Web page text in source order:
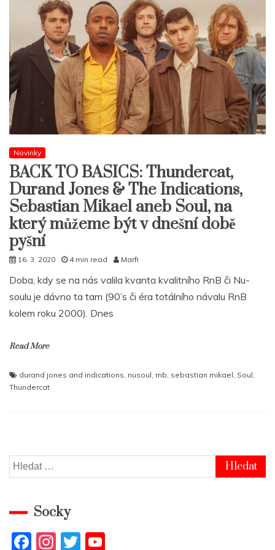
Novinky
BACK TO BASICS: Thundercat,
Durand Jones & The Indications,
Sebastian Mikael aneb Soul, na
který můžeme být v dnešní době
pyšní
16. 3. 2020 4 min read Marfi
Doba, kdy se na nás valila kvanta kvalitního RnB či Nu-
soulu je dávno ta tam (90’s či éra totálního návalu RnB
kolem roku 2000). Dnes
Read More
durand jones and indications, nusoul, rnb, sebastian mikael, Soul,
Thundercat
Vyhledávání
Socky
F
In T